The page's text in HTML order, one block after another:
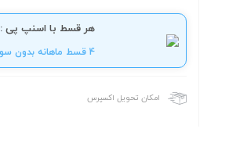
هر قسط با اسنپ پی :
4 قسط ماهانه بدون سود ، چک و ضامن .
امکان تحویل اکسپرس